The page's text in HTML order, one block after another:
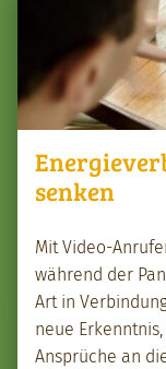
senken
Mit Video-
während der
Art in
neue
Ansprüche an